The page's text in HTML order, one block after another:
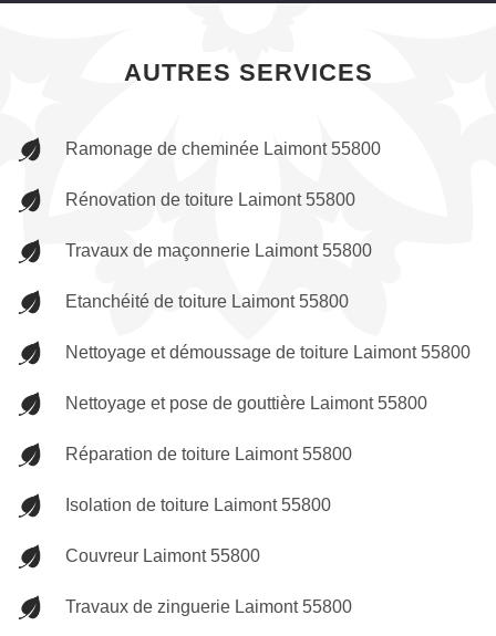
AUTRES SERVICES
Ramonage de cheminée Laimont 55800
Rénovation de toiture Laimont 55800
Travaux de maçonnerie Laimont 55800
Etanchéité de toiture Laimont 55800
Nettoyage et démoussage de toiture Laimont 55800
Nettoyage et pose de gouttière Laimont 55800
Réparation de toiture Laimont 55800
Isolation de toiture Laimont 55800
Couvreur Laimont 55800
Travaux de zinguerie Laimont 55800